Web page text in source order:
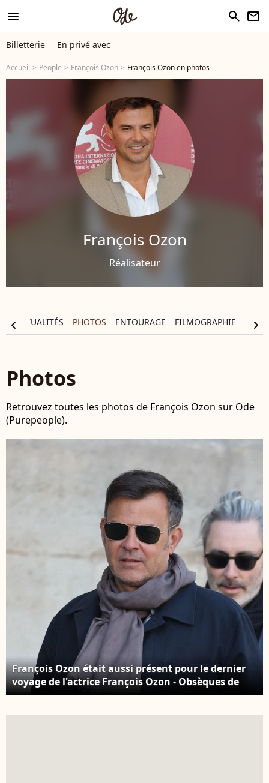
menu search newsletter
Billetterie En privé avec
Accueil People François Ozon François Ozon en photos
François Ozon
Réalisateur
ACTUALITÉS PHOTOS ENTOURAGE FILMOGRAPHIE
chevron_left chevron_right
Photos
Retrouvez toutes les photos de François Ozon sur Ode
(Purepeople).
François Ozon était aussi présent pour le dernier
voyage de l'actrice François Ozon - Obsèques de
Nathalie Baye en l'église Saint-Sulpice à Paris le 23